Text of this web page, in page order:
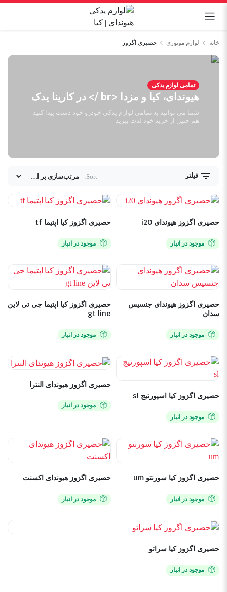
خانه لوازم موتوری حصیری اگزوز
تمامی لوازم یدکی
هیوندای، کیا و مزدا <br /> در کارینا یدک
شما می توانید به تمامی لوازم یدکی خودرو خود دست پیدا کنید
هم چنین از خرید خود لذت ببرید
فیلتر Sort:
حصیری اگزوز هیوندای i20
موجود در انبار
حصیری اگزوز کیا اپتیما tf
موجود در انبار
حصیری اگزوز هیوندای جنسیس
سدان
موجود در انبار
حصیری اگزوز کیا اپتیما جی تی لاین
gt line
موجود در انبار
حصیری اگزوز کیا اسپورتیج sl
موجود در انبار
حصیری اگزوز هیوندای النترا
موجود در انبار
حصیری اگزوز کیا سورنتو um
موجود در انبار
حصیری اگزوز هیوندای اکسنت
موجود در انبار
حصیری اگزوز کیا سراتو
موجود در انبار